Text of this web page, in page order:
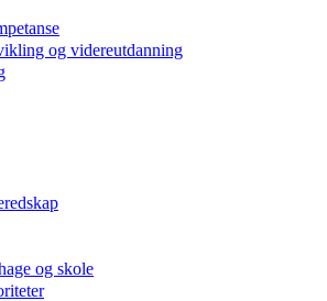
og videreutdanning
og skole